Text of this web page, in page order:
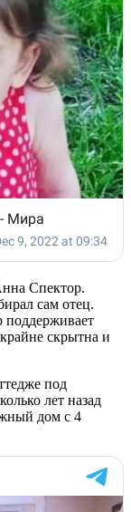
Спектор.
сам отец.
скрытна и
под
лет назад
дом с 4